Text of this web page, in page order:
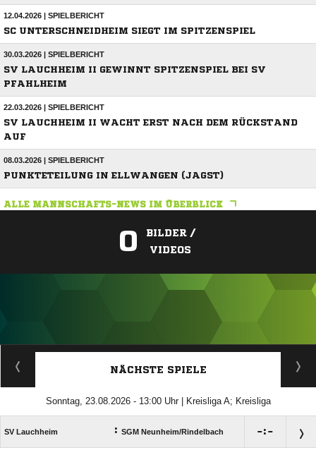
12.04.2026 | SPIELBERICHT
SC UNTERSCHNEIDHEIM SIEGT IM SPITZENSPIEL
30.03.2026 | SPIELBERICHT
SV LAUCHHEIM II GEWINNT SPITZENSPIEL BEI SV
PFAHLHEIM
22.03.2026 | SPIELBERICHT
SV LAUCHHEIM II WACHT ERST NACH DEM RÜCKSTAND
AUF
08.03.2026 | SPIELBERICHT
PUNKTETEILUNG IN ELLWANGEN (JAGST)
ALLE MANNSCHAFTS-NEWS IM ÜBERBLICK
0
BILDER /
VIDEOS
ANZEIGE
NÄCHSTE SPIELE
Sonntag, 23.08.2026 - 13:00 Uhr | Kreisliga A; Kreisliga
SV Lauchheim : SGM Neunheim/​Rindelbach :